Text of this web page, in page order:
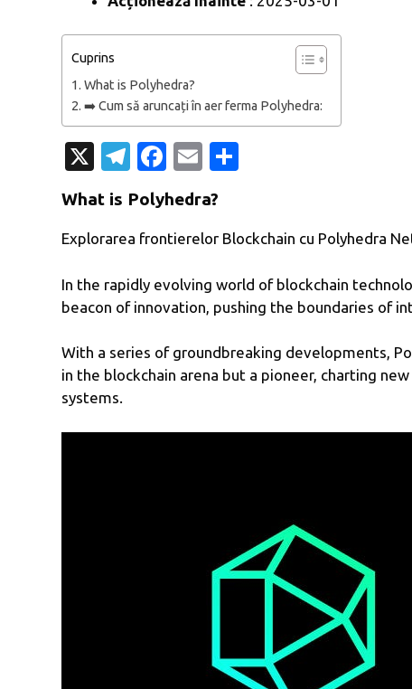
Cuprins
What is Polyhedra?
➡️ Cum să aruncați în aer ferma Polyhedra:
X
T
el
e
gr
a
m
Fa
c
e
b
o
o
E
m
ail
je
az
ă
What is Polyhedra?
Explorarea frontierelor Blockchain cu Polyhedra
In the rapidly evolving world of blockchain
beacon of innovation, pushing the boundaries of
With a series of groundbreaking developments,
in the blockchain arena but a pioneer, charting
systems.